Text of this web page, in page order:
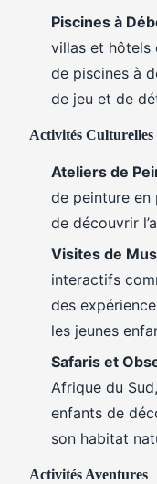
Piscines à
villas et hôtels
de piscines à
de jeu et de
Activités Culturelles
Ateliers de
de peinture en
de découvrir
Visites de
interactifs
des
les jeunes
Safaris et
Afrique du
enfants de
son habitat
Activités Aventures